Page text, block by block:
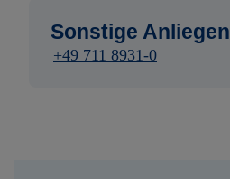
Sonstige Anliegen
+49 711 8931-0